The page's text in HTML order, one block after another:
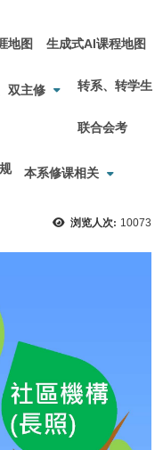
地图 生成式AI课程地图
双主修 转系、转学生
联合会考
本系修课相关
浏览人次: 10073